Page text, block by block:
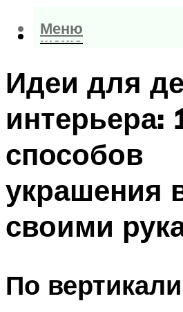
Меню
Меню
Идеи для
интерьера:
способов
украшения
своими
По вертикали